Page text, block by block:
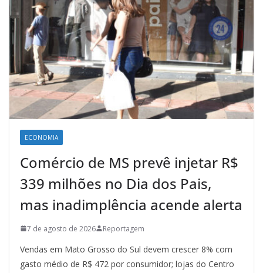
ECONOMIA
Comércio de MS prevê injetar R$
339 milhões no Dia dos Pais,
mas inadimplência acende alerta
7 de agosto de 2026 Reportagem
Vendas em Mato Grosso do Sul devem crescer 8% com
gasto médio de R$ 472 por consumidor; lojas do Centro